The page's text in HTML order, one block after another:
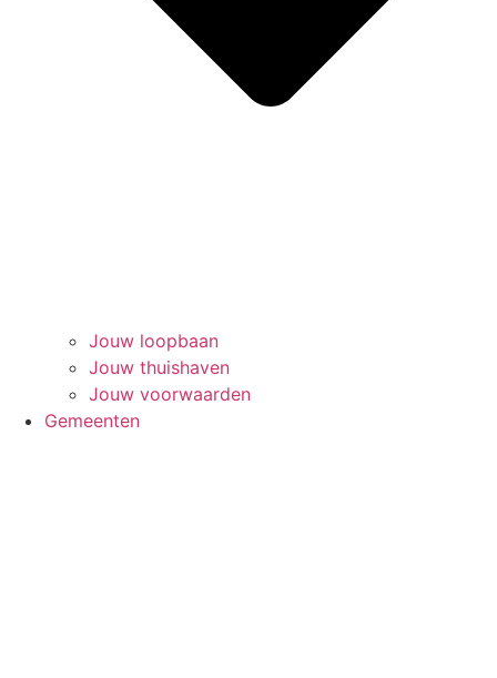
Jouw loopbaan
Jouw thuishaven
Jouw voorwaarden
Gemeenten